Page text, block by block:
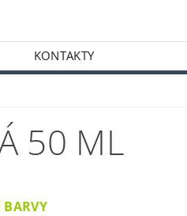
KONTAKTY
50 ML
BARVY